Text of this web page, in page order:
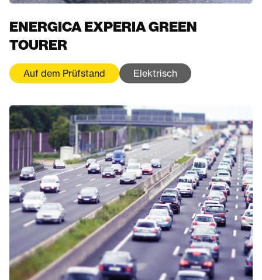
ENERGICA EXPERIA GREEN
TOURER
Auf dem Prüfstand Elektrisch